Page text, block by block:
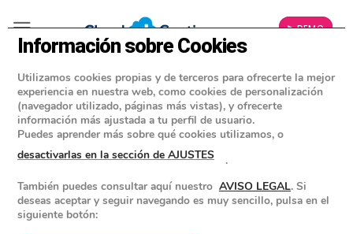
▶ DEMO
BLOG»CONSEJOS Y HERRAMIENTAS PARA EMPRESAS
Iniciativa emprendedora y otras
cualidades que debe tener el
empresario exitoso
POSTED ON4 OCTUBRE 2023
Información sobre Cookies
Utilizamos cookies propias y de terceros para ofrecerte la mejor
experiencia en nuestra web, como cookies de personalización
(navegador utilizado, páginas más vistas), y ofrecerte
información más ajustada a tu perfil de usuario.
Puedes aprender más sobre qué cookies utilizamos, o
desactivarlas en la sección de AJUSTES
.
También puedes consultar aquí nuestro AVISO LEGAL. Si
deseas aceptar y seguir navegando es muy sencillo, pulsa en el
siguiente botón: